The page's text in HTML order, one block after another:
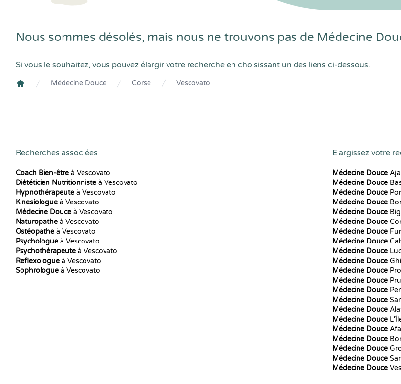
Nous sommes désolés, mais nous ne trouvons pas de Médecine
Si vous le souhaitez, vous pouvez élargir votre recherche en choisissant un des liens ci-dessous.
Médecine Douce Corse Vescovato
Recherches associées
Coach Bien-être à Vescovato
Diététicien Nutritionniste à Vescovato
Hypnothérapeute à Vescovato
Kinesiologue à Vescovato
Médecine Douce à Vescovato
Naturopathe à Vescovato
Ostéopathe à Vescovato
Psychologue à Vescovato
Psychothérapeute à Vescovato
Reflexologue à Vescovato
Sophrologue à Vescovato
Elargissez votre
Médecine Douce
Médecine Douce
Médecine Douce
Médecine Douce
Médecine Douce
Médecine Douce
Médecine Douce
Médecine Douce
Médecine Douce
Médecine Douce
Médecine Douce
Médecine Douce
Médecine Douce
Médecine Douce
Médecine Douce
Médecine Douce
Médecine Douce Afa
Médecine Douce
Médecine Douce
Médecine Douce
Médecine Douce